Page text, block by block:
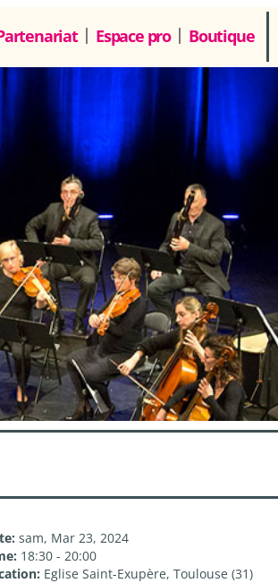
Espace pro Boutique
sam, Mar 23, 2024
18:30 - 20:00
Eglise Saint-Exupère, Toulouse (31)